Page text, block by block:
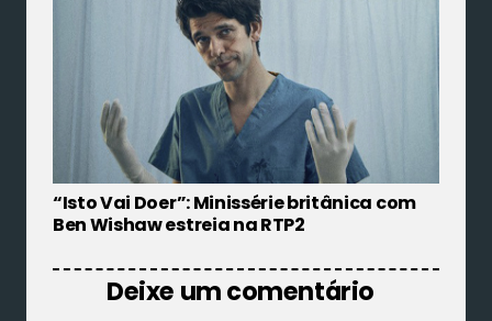
“Isto Vai Doer”: Minissérie britânica com
Ben Wishaw estreia na RTP2
Deixe um comentário